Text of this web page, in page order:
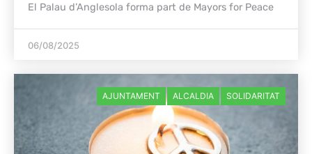
El Palau d’Anglesola forma part de Mayors for Peace
06/08/2025
AJUNTAMENT ALCALDIA SOLIDARITAT